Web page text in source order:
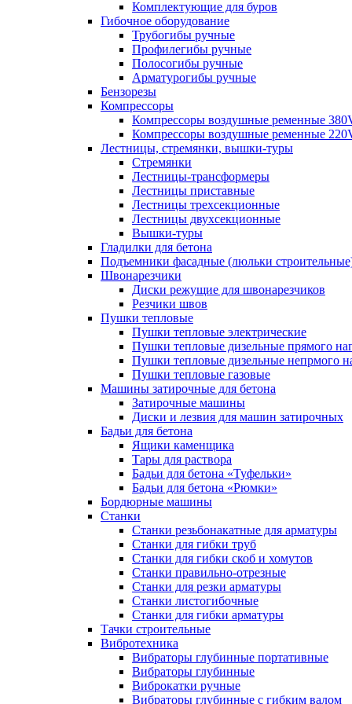
Комплектующие для буров
Гибочное оборудование
Трубогибы ручные
Профилегибы ручные
Полосогибы ручные
Арматурогибы ручные
Бензорезы
Компрессоры
Компрессоры воздушные ременные
Компрессоры воздушные ременные
Лестницы, стремянки, вышки-туры
Стремянки
Лестницы-трансформеры
Лестницы приставные
Лестницы трехсекционные
Лестницы двухсекционные
Вышки-туры
Гладилки для бетона
Подъемники фасадные (люльки
Швонарезчики
Диски режущие для швонарезчиков
Резчики швов
Пушки тепловые
Пушки тепловые электрические
Пушки тепловые дизельные прямого
Пушки тепловые дизельные непрмого
Пушки тепловые газовые
Машины затирочные для бетона
Затирочные машины
Диски и лезвия для машин затирочных
Бадьи для бетона
Ящики каменщика
Тары для раствора
Бадьи для бетона «Туфельки»
Бадьи для бетона «Рюмки»
Бордюрные машины
Станки
Станки резьбонакатные для арматуры
Станки для гибки труб
Станки для гибки скоб и хомутов
Станки правильно-отрезные
Станки для резки арматуры
Станки листогибочные
Станки для гибки арматуры
Тачки строительные
Вибротехника
Вибраторы глубинные портативные
Вибраторы глубинные
Виброкатки ручные
Вибраторы глубинные с гибким валом